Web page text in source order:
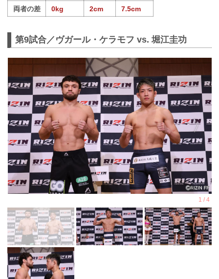
両者の差
0kg 2cm 7.5cm
第9試合／ヴガール・ケラモフ vs. 堀江圭功